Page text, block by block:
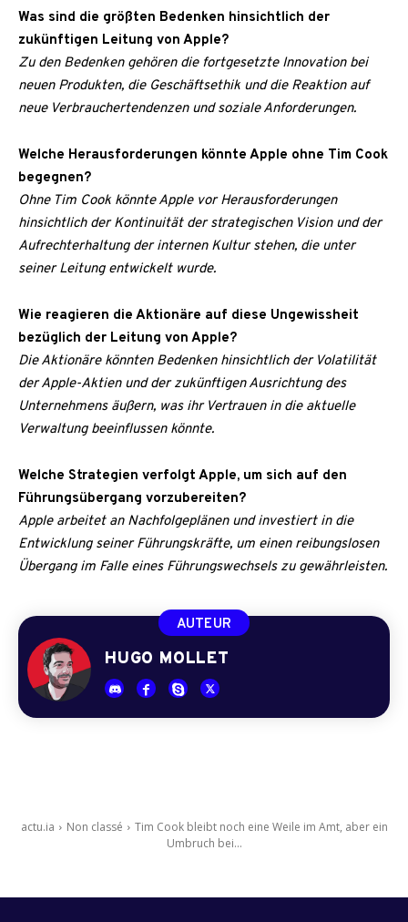
Was sind die größten Bedenken hinsichtlich der
zukünftigen Leitung von Apple?
Zu den Bedenken gehören die fortgesetzte Innovation bei
neuen Produkten, die Geschäftsethik und die Reaktion auf
neue Verbrauchertendenzen und soziale Anforderungen.
Welche Herausforderungen könnte Apple ohne Tim Cook
begegnen?
Ohne Tim Cook könnte Apple vor Herausforderungen
hinsichtlich der Kontinuität der strategischen Vision und der
Aufrechterhaltung der internen Kultur stehen, die unter
seiner Leitung entwickelt wurde.
Wie reagieren die Aktionäre auf diese Ungewissheit
bezüglich der Leitung von Apple?
Die Aktionäre könnten Bedenken hinsichtlich der Volatilität
der Apple-Aktien und der zukünftigen Ausrichtung des
Unternehmens äußern, was ihr Vertrauen in die aktuelle
Verwaltung beeinflussen könnte.
Welche Strategien verfolgt Apple, um sich auf den
Führungsübergang vorzubereiten?
Apple arbeitet an Nachfolgeplänen und investiert in die
Entwicklung seiner Führungskräfte, um einen reibungslosen
Übergang im Falle eines Führungswechsels zu gewährleisten.
AUTEUR
HUGO MOLLET
actu.ia Non classé
Tim Cook bleibt noch eine Weile im Amt, aber ein
Umbruch bei...